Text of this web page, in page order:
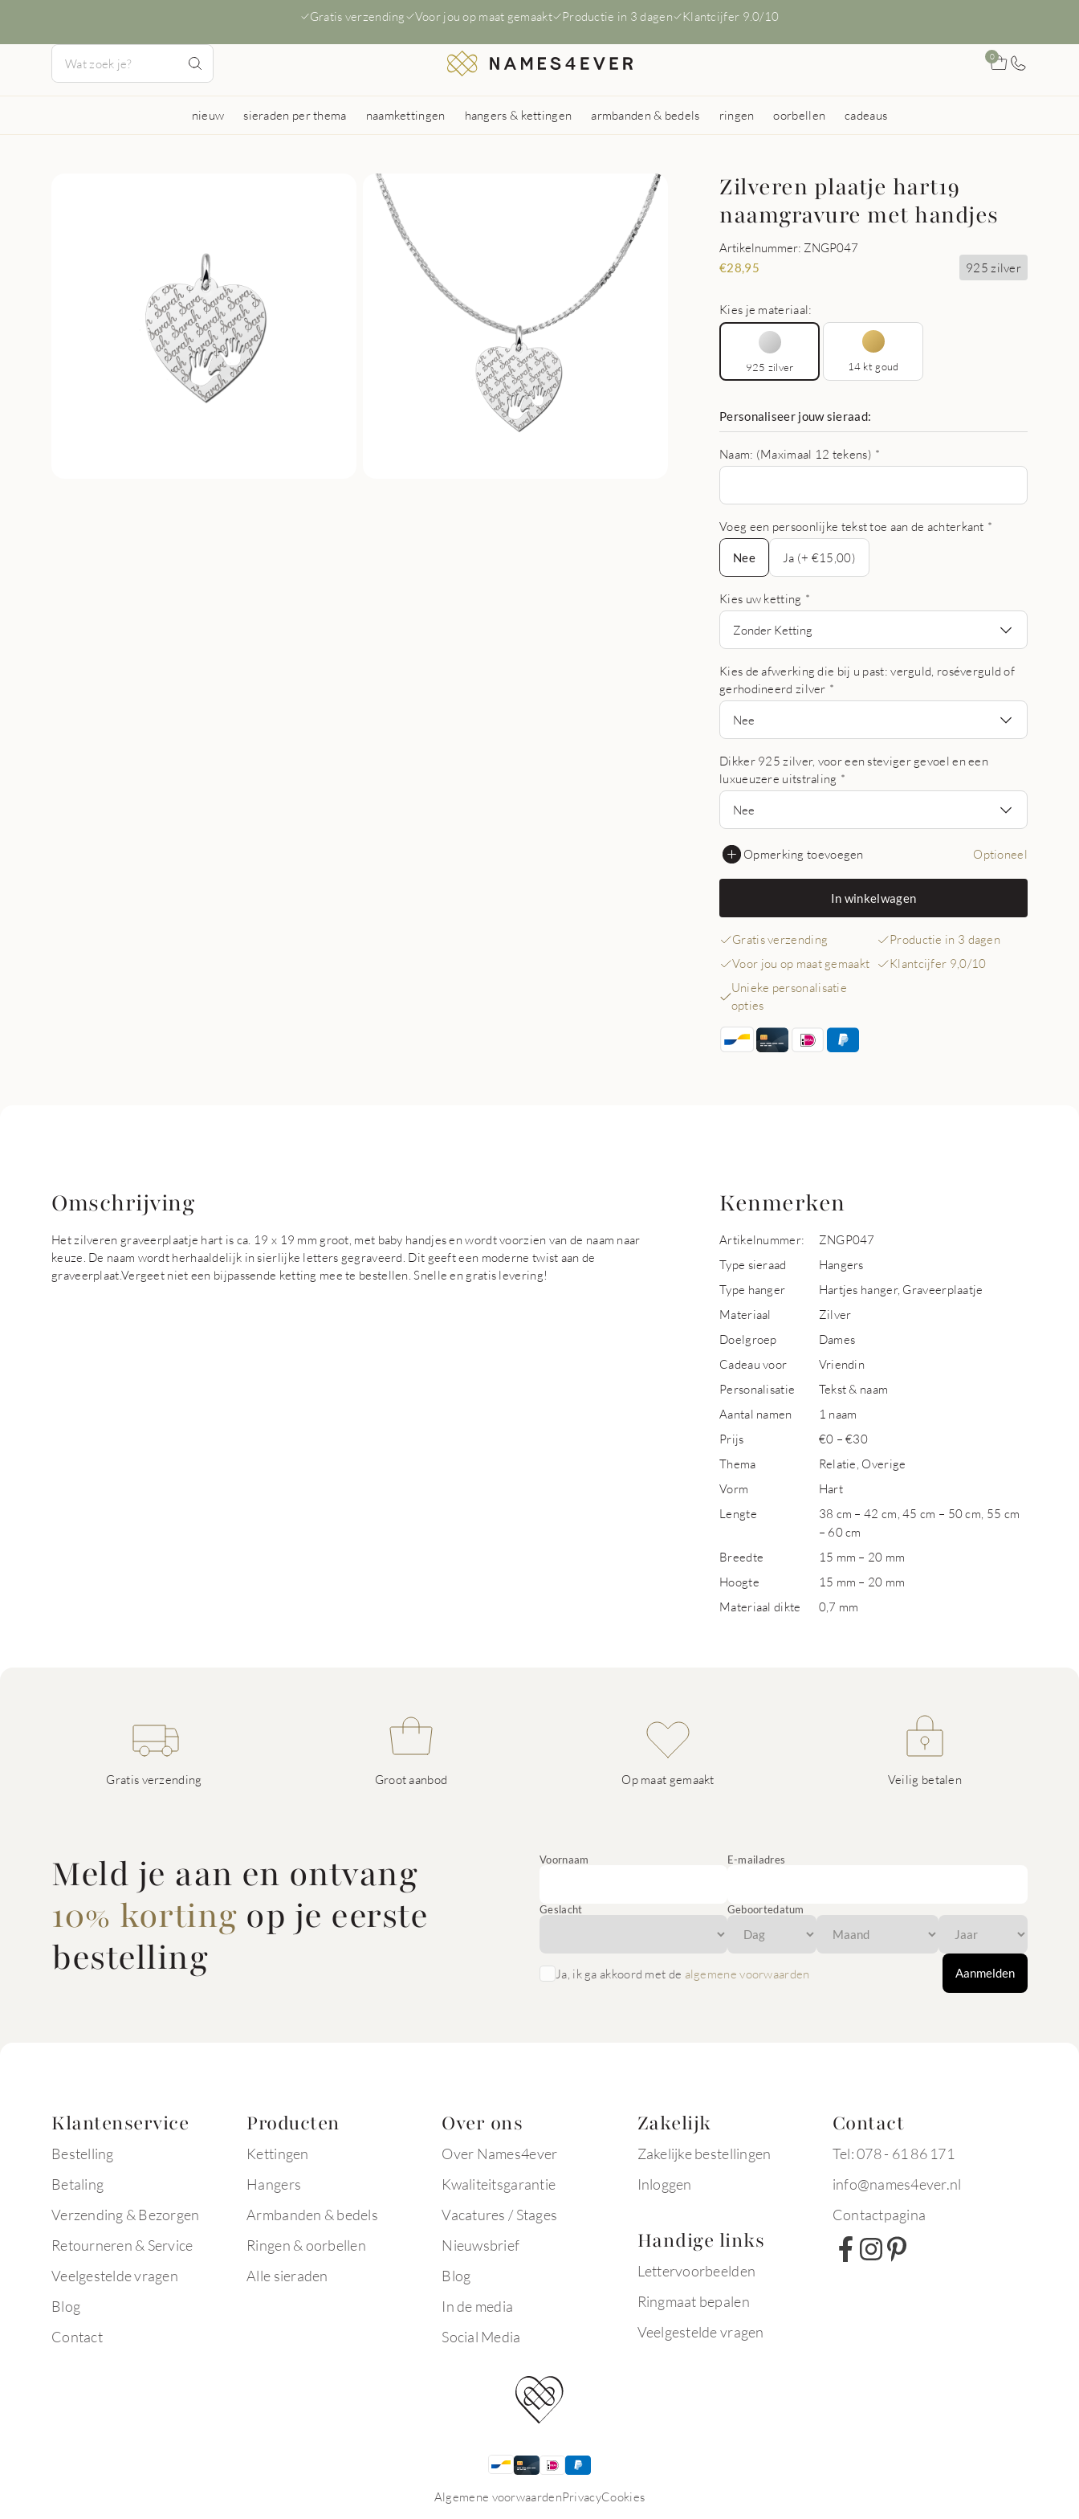
Gratis verzending Voor jou op maat gemaakt Productie in 3 dagen Klantcijfer 9.0/10
0
nieuw sieraden per thema naamkettingen hangers & kettingen armbanden & bedels ringen oorbellen cadeaus
Zilveren plaatje hart19
naamgravure met handjes
Artikelnummer: ZNGP047
€28,95 925 zilver
Kies je materiaal:
925 zilver 14 kt goud
Personaliseer jouw sieraad:
Naam: (Maximaal 12 tekens) *
Voeg een persoonlijke tekst toe aan de achterkant *
Nee
Nee
Ja (+ €15,00)
Kies uw ketting *
Zonder Ketting
Kies de afwerking die bij u past: verguld, roséverguld of
gerhodineerd zilver *
Nee
Dikker 925 zilver, voor een steviger gevoel en een
luxueuzere uitstraling *
Nee
Opmerking toevoegen Optioneel
In winkelwagen
Gratis verzending
Productie in 3 dagen
Voor jou op maat gemaakt
Klantcijfer 9,0/10
Unieke personalisatie
opties
Omschrijving
Het zilveren graveerplaatje hart is ca. 19 x 19 mm groot, met baby handjes en wordt voorzien van de naam naar
keuze. De naam wordt herhaaldelijk in sierlijke letters gegraveerd. Dit geeft een moderne twist aan de
graveerplaat.Vergeet niet een bijpassende ketting mee te bestellen. Snelle en gratis levering!
Kenmerken
Artikelnummer:
ZNGP047
Type sieraad
Hangers
Type hanger
Hartjes hanger, Graveerplaatje
Materiaal
Zilver
Doelgroep
Dames
Cadeau voor
Vriendin
Personalisatie
Tekst & naam
Aantal namen
1 naam
Prijs
€0 – €30
Thema
Relatie, Overige
Vorm
Hart
Lengte
38 cm – 42 cm, 45 cm – 50 cm, 55 cm
– 60 cm
Breedte
15 mm – 20 mm
Hoogte
15 mm – 20 mm
Materiaal dikte
0,7 mm
Gratis verzending Groot aanbod Op maat gemaakt Veilig betalen
Meld je aan en ontvang
10% korting op je eerste
bestelling
Voornaam E-mailadres
Geslacht Geboortedatum
Ja, ik ga akkoord met de algemene voorwaarden Aanmelden
Klantenservice
Bestelling
Betaling
Verzending & Bezorgen
Retourneren & Service
Veelgestelde vragen
Blog
Contact
Producten
Kettingen
Hangers
Armbanden & bedels
Ringen & oorbellen
Alle sieraden
Over ons
Over Names4ever
Kwaliteitsgarantie
Vacatures / Stages
Nieuwsbrief
Blog
In de media
Social Media
Zakelijk
Zakelijke bestellingen
Inloggen
Handige links
Lettervoorbeelden
Ringmaat bepalen
Veelgestelde vragen
Contact
Tel: 078 - 61 86 171
info@names4ever.nl
Contactpagina
Algemene voorwaardenPrivacyCookies